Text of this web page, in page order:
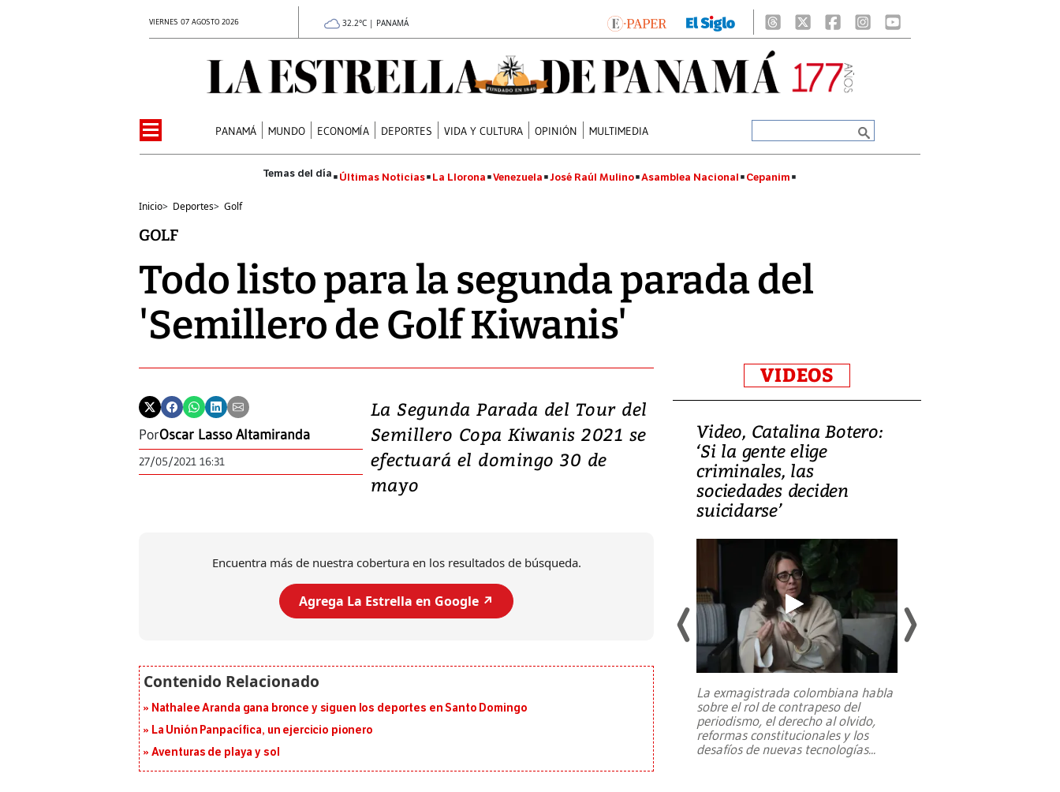
VIERNES 07 AGOSTO 2026 32.2°C | PANAMÁ
PANAMÁ MUNDO ECONOMÍA DEPORTES VIDA Y CULTURA OPINIÓN MULTIMEDIA
Últimas Noticias La Llorona Venezuela José Raúl Mulino Asamblea Nacional Cepanim
Inicio> Deportes> Golf
GOLF
Todo listo para la segunda parada del
'Semillero de Golf Kiwanis'
PorOscar Lasso Altamiranda
27/05/2021 16:31
La Segunda Parada del Tour del
Semillero Copa Kiwanis 2021 se
efectuará el domingo 30 de
mayo
Encuentra más de nuestra cobertura en los resultados de búsqueda.
Agrega La Estrella en Google ↗️
Nathalee Aranda gana bronce y siguen los deportes en Santo Domingo
La Unión Panpacífica, un ejercicio pionero
Aventuras de playa y sol
VIDEOS
Video, Japón: Terremoto
deja heridos y graves
daños en Kumamoto
7,1 se registró este martes 28 de
emergencia de gran
Video, Catalina Botero:
‘Si la gente elige
criminales, las
sociedades deciden
suicidarse’
La exmagistrada colombiana habla
sobre el rol de contrapeso del
periodismo, el derecho al olvido,
reformas constitucionales y los
desafíos de nuevas tecnologías...